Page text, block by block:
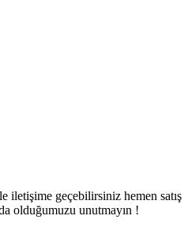
iletişime geçebilirsiniz hemen satış
olduğumuzu unutmayın !